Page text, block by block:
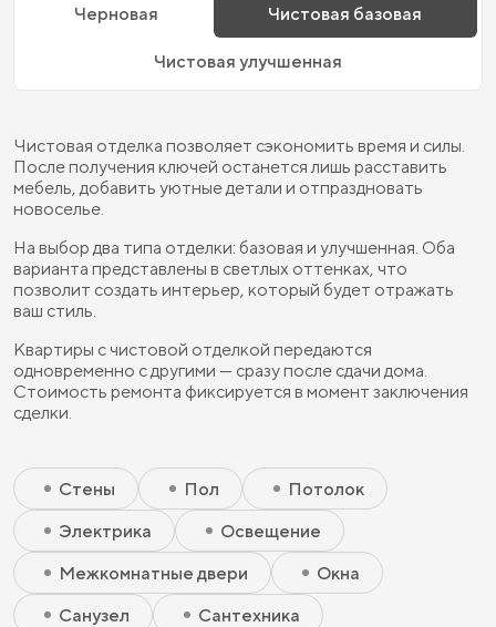
Черновая Чистовая базовая
Чистовая улучшенная
Чистовая отделка позволяет сэкономить время и силы.
После получения ключей останется лишь расставить
мебель, добавить уютные детали и отпраздновать
новоселье.
На выбор два типа отделки: базовая и улучшенная. Оба
варианта представлены в светлых оттенках, что
позволит создать интерьер, который будет отражать
ваш стиль.
Квартиры с чистовой отделкой передаются
одновременно с другими — сразу после сдачи дома.
Стоимость ремонта фиксируется в момент заключения
сделки.
Скрытый элемент 2 - Чистовая базовая
Скрытый элемент 1 - Чистовая базовая
Стены
Пол
Потолок
Электрика
Освещение
Межкомнатные двери
Окна
Санузел
Сантехника